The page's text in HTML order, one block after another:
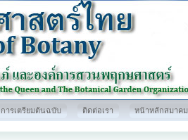
การเตรียมต้นฉบับ ติดต่อเรา หน้าหลักสมาคม